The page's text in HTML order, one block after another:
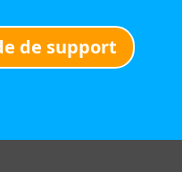
de support